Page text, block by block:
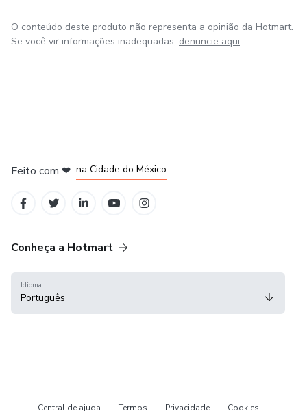
O conteúdo deste produto não representa a opinião da Hotmart.
Se você vir informações inadequadas, denuncie aqui
Feito com ❤ na Cidade do México
Conheça a Hotmart
Idioma
Português
Central de ajuda Termos Privacidade Cookies